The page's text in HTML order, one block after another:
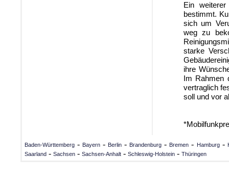
Ein
bestimmt.
sich um
weg zu
starke
ihre
Im Rahmen
vertraglich
soll und vor
Baden-Württemberg - Bayern - Berlin - Brandenburg - Bremen - Hamburg-
Saarland - Sachsen - Sachsen-Anhalt - Schleswig-Holstein - Thüringen